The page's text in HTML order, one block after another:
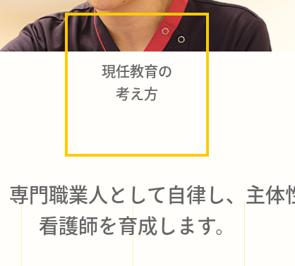
現任教育の
考え方
専門職業人として自律し、 主体
看護師を育成します。